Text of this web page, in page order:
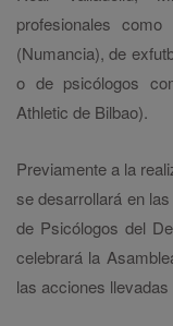
profesionales
(Numancia), de
o de psicólogos
Athletic de Bilbao).
Previamente a la
se desarrollará en
de Psicólogos del
celebrará la
las acciones